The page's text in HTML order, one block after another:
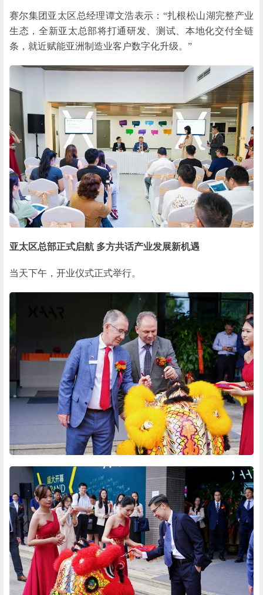
赛尔集团亚太区总经理谭文浩表示：“扎根松山湖完整产业
生态，全新亚太总部将打通研发、测试、本地化交付全链
条，就近赋能亚洲制造业客户数字化升级。”
亚太区总部正式启航 多方共话产业发展新机遇
当天下午，开业仪式正式举行。